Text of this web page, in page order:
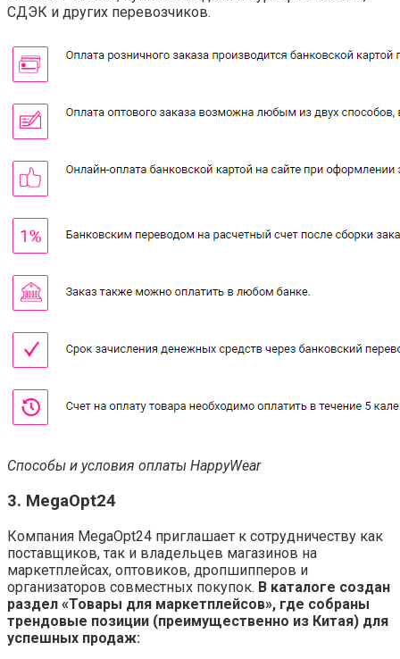
СДЭК и других перевозчиков.
Способы и условия оплаты HappyWear
3. MegaOpt24
Компания MegaOpt24 приглашает к сотрудничеству как
поставщиков, так и владельцев магазинов на
маркетплейсах, оптовиков, дропшипперов и
организаторов совместных покупок. В каталоге создан
раздел «Товары для маркетплейсов», где собраны
трендовые позиции (преимущественно из Китая) для
успешных продаж: